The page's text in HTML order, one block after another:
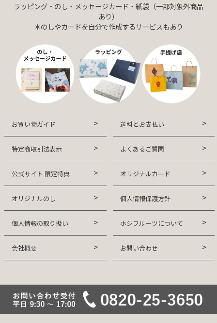
ラッピング・のし・メッセージカード・紙袋（一部対象外商品
あり）
＊のしやカードを自分で作成するサービスもあり
お買い物ガイド 送料とお支払い
特定商取引法表示 よくあるご質問
公式サイト 限定特典 オリジナルカード
オリジナルのし 個人情報保護方針
個人情報の取り扱い ホシフルーツについて
会社概要 お問い合わせ